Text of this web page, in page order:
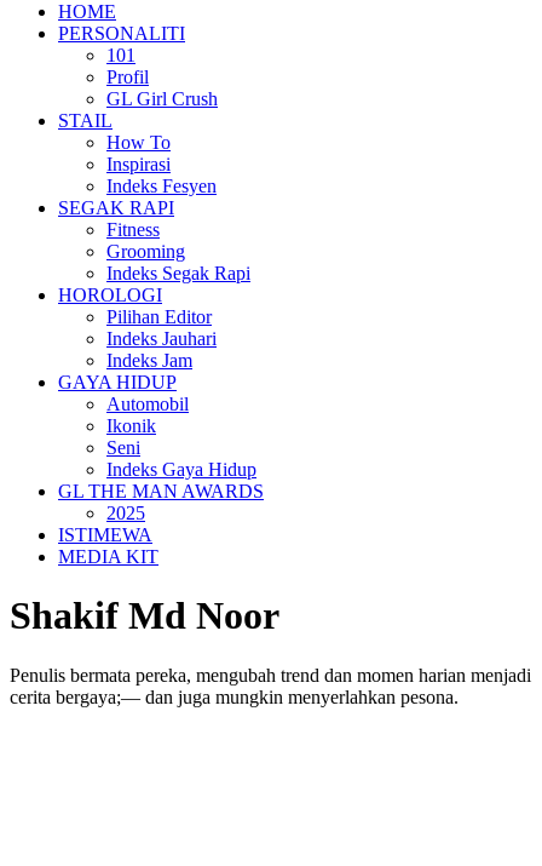
HOME
PERSONALITI
101
Profil
GL Girl Crush
STAIL
How To
Inspirasi
Indeks Fesyen
SEGAK RAPI
Fitness
Grooming
Indeks Segak Rapi
HOROLOGI
Pilihan Editor
Indeks Jauhari
Indeks Jam
GAYA HIDUP
Automobil
Ikonik
Seni
Indeks Gaya Hidup
GL THE MAN AWARDS
2025
ISTIMEWA
MEDIA KIT
Shakif Md Noor
Penulis bermata pereka, mengubah trend dan momen harian menjadi
cerita bergaya;— dan juga mungkin menyerlahkan pesona.